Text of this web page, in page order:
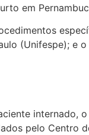
em
(Unifespe); e
internado,
pelo Centro